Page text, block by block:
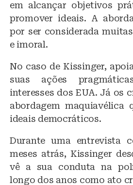
em alcançar objetivos
promover ideais. A
por ser considerada
e imoral.
No caso de Kissinger,
suas ações
interesses dos EUA. Já os
abordagem maquiavélica
ideais democráticos.
Durante uma entrevista
meses atrás, Kissinger
vê a sua conduta na
longo dos anos como ato